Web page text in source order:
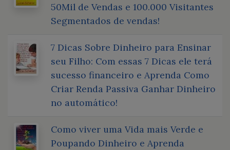
50Mil de Vendas e 100.000 Visitantes
Segmentados de vendas!
7 Dicas Sobre Dinheiro para Ensinar
seu Filho: Com essas 7 Dicas ele terá
sucesso financeiro e Aprenda Como
Criar Renda Passiva Ganhar Dinheiro
no automático!
Como viver uma Vida mais Verde e
Poupando Dinheiro e Aprenda